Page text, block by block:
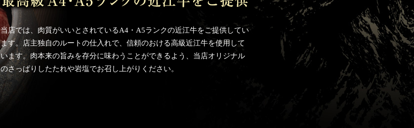
当店では、肉質がいいとされているA4・A5ランクの近江牛をご提供してい
ます。店主独自のルートの仕入れで、信頼のおける高級近江牛を使用して
います。肉本来の旨みを存分に味わうことができるよう、当店オリジナル
のさっぱりしたたれや岩塩でお召し上がりください。